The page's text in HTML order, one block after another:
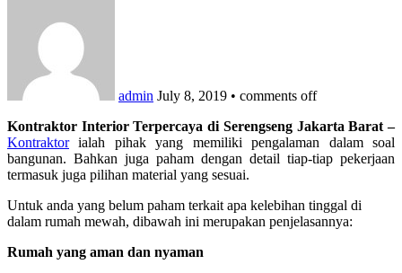
admin July 8, 2019 • comments off
Kontraktor Interior Terpercaya di Serengseng Jakarta Barat –
Kontraktorialah pihak yang memiliki pengalaman dalam soal
bangunan. Bahkan juga paham dengan detail tiap-tiap pekerjaan
termasuk juga pilihan material yang sesuai.
Untuk anda yang belum paham terkait apa kelebihan tinggal di
dalam rumah mewah, dibawah ini merupakan penjelasannya:
Rumah yang aman dan nyaman